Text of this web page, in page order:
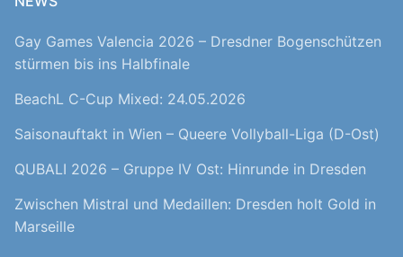
Gay Games Valencia 2026 – Dresdner Bogenschützen
stürmen bis ins Halbfinale
BeachL C-Cup Mixed: 24.05.2026
Saisonauftakt in Wien – Queere Vollyball-Liga (D-Ost)
QUBALI 2026 – Gruppe IV Ost: Hinrunde in Dresden
Zwischen Mistral und Medaillen: Dresden holt Gold in
Marseille